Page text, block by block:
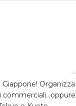
Organizza
commerciali…oppure